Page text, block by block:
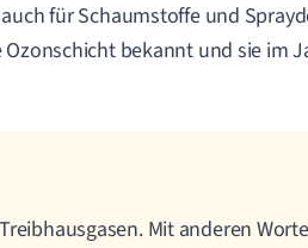
für Schaumstoffe und
bekannt und sie im
Mit anderen